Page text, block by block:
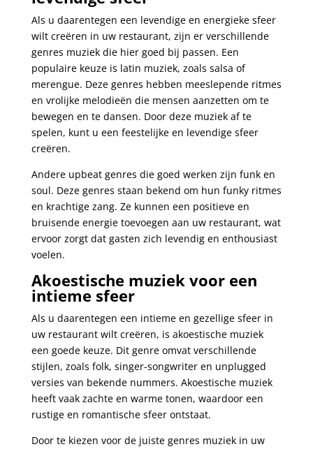
Als u daarentegen een levendige en energieke sfeer
wilt creëren in uw restaurant, zijn er verschillende
genres muziek die hier goed bij passen. Een
populaire keuze is latin muziek, zoals salsa of
merengue. Deze genres hebben meeslepende ritmes
en vrolijke melodieën die mensen aanzetten om te
bewegen en te dansen. Door deze muziek af te
spelen, kunt u een feestelijke en levendige sfeer
creëren.
Andere upbeat genres die goed werken zijn funk en
soul. Deze genres staan ​​bekend om hun funky ritmes
en krachtige zang. Ze kunnen een positieve en
bruisende energie toevoegen aan uw restaurant, wat
ervoor zorgt dat gasten zich levendig en enthousiast
voelen.
Akoestische muziek voor een
intieme sfeer
Als u daarentegen een intieme en gezellige sfeer in
uw restaurant wilt creëren, is akoestische muziek
een goede keuze. Dit genre omvat verschillende
stijlen, zoals folk, singer-songwriter en unplugged
versies van bekende nummers. Akoestische muziek
heeft vaak zachte en warme tonen, waardoor een
rustige en romantische sfeer ontstaat.
Door te kiezen voor de juiste genres muziek in uw